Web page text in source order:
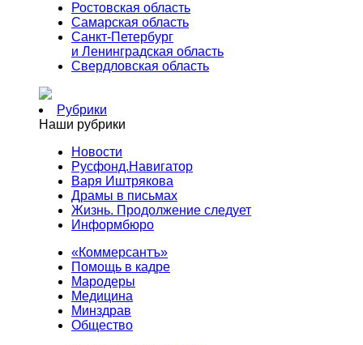
Ростовская область
Самарская область
Санкт-Петербург
и Ленинградская область
Свердловская область
Рубрики
Наши рубрики
Новости
Русфонд.Навигатор
Варя Иштрякова
Драмы в письмах
Жизнь. Продолжение следует
Информбюро
«Коммерсантъ»
Помощь в кадре
Мародеры
Медицина
Минздрав
Общество